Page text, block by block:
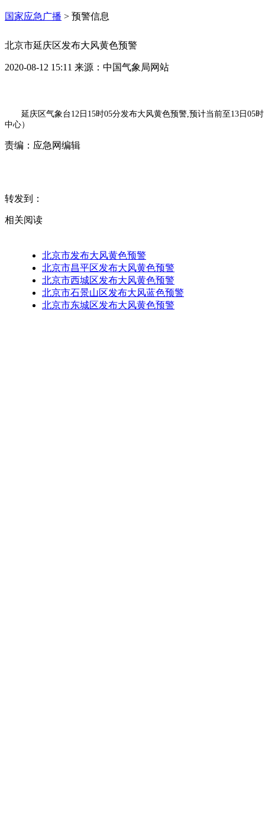
国家应急广播 > 预警信息
北京市延庆区发布大风黄色预警
2020-08-12 15:11 来源： 中国气象局网站
延庆区气象台12日15时05分发布大风黄色预警,预计当前至13日05
中心）
责编： 应急网编辑
转发到：
相关阅读
北京市发布大风黄色预警
北京市昌平区发布大风黄色预警
北京市西城区发布大风黄色预警
北京市石景山区发布大风蓝色预警
北京市东城区发布大风黄色预警